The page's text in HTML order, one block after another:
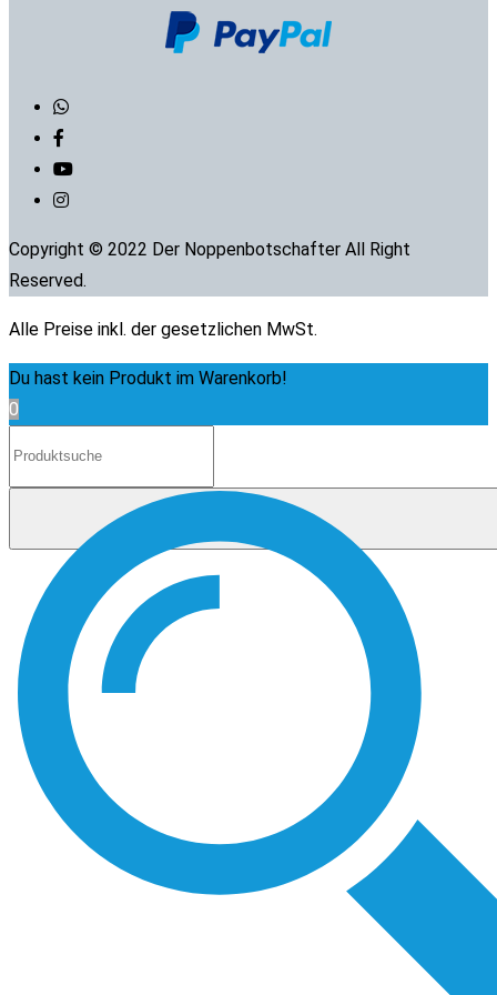
Copyright © 2022 Der Noppenbotschafter All Right
Reserved.
Alle Preise inkl. der gesetzlichen MwSt.
Du hast kein Produkt im Warenkorb!
0